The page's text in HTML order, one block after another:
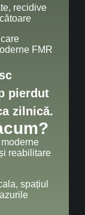
recidive
FMR
pierdut
zilnică.
reabilitare
spațiul